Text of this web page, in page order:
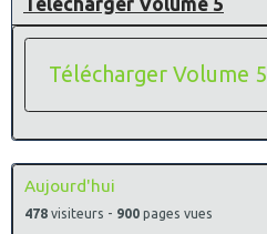
Télécharger Volume 5
Aujourd'hui
478 visiteurs - 900 pages vues